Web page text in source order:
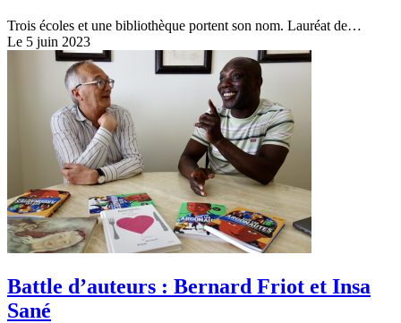
Trois écoles et une bibliothèque portent son nom. Lauréat de…
Le 5 juin 2023
Battle d’auteurs : Bernard Friot et Insa
Sané